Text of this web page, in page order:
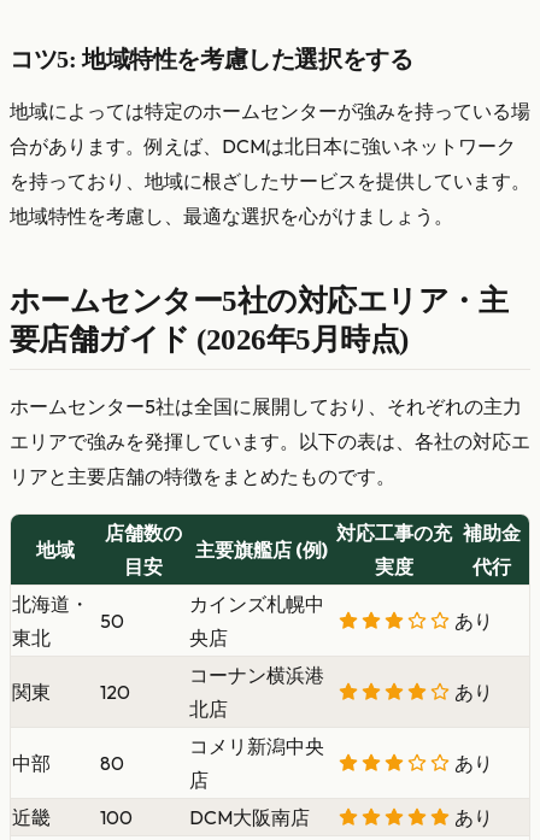
コツ5: 地域特性を考慮した選択をする
地域によっては特定のホームセンターが強みを持っている場
合があります。例えば、DCMは北日本に強いネットワーク
を持っており、地域に根ざしたサービスを提供しています。
地域特性を考慮し、最適な選択を心がけましょう。
ホームセンター5社の対応エリア・主
要店舗ガイド (2026年5月時点)
ホームセンター5社は全国に展開しており、それぞれの主力
エリアで強みを発揮しています。以下の表は、各社の対応エ
リアと主要店舗の特徴をまとめたものです。
地域
店舗数の
目安
主要旗艦店 (例)
対応工事の充
実度
補助金
代行
北海道・
東北
50
カインズ札幌中
央店
あり
関東 120
コーナン横浜港
北店
あり
中部 80
コメリ新潟中央
店
あり
近畿 100 DCM大阪南店
あり